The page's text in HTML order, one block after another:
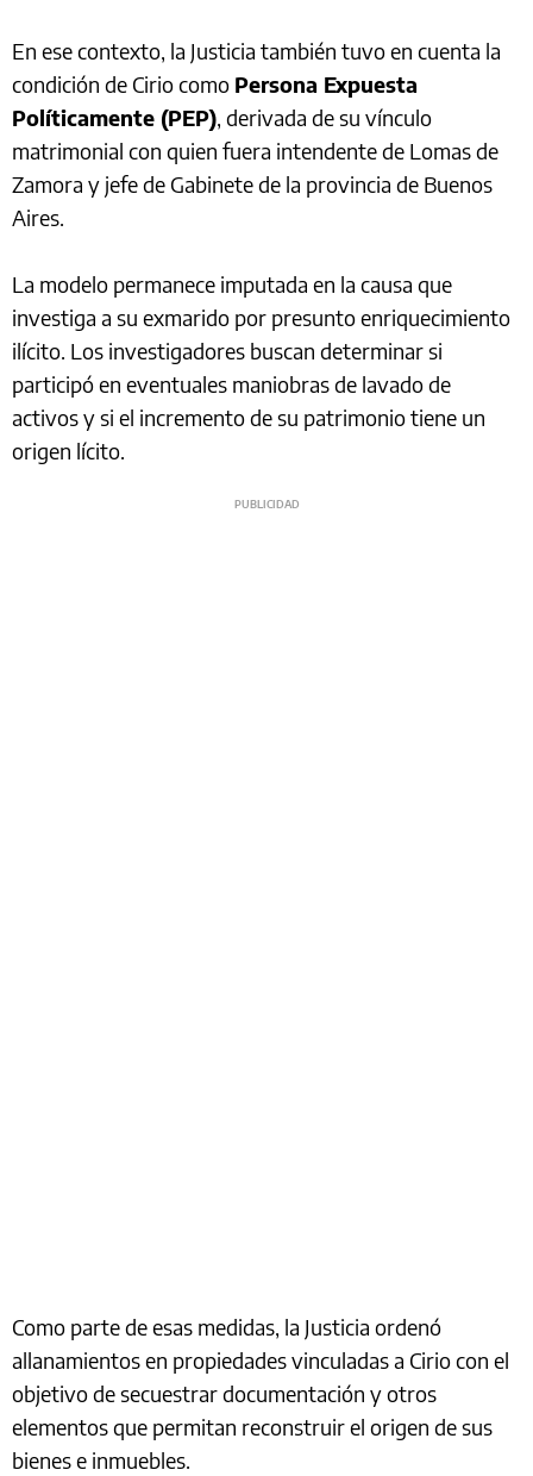
En ese contexto, la Justicia también tuvo en cuenta la
condición de Cirio como Persona Expuesta
Políticamente (PEP), derivada de su vínculo
matrimonial con quien fuera intendente de Lomas de
Zamora y jefe de Gabinete de la provincia de Buenos
Aires.
La modelo permanece imputada en la causa que
investiga a su exmarido por presunto enriquecimiento
ilícito. Los investigadores buscan determinar si
participó en eventuales maniobras de lavado de
activos y si el incremento de su patrimonio tiene un
origen lícito.
Como parte de esas medidas, la Justicia ordenó
allanamientos en propiedades vinculadas a Cirio con el
objetivo de secuestrar documentación y otros
elementos que permitan reconstruir el origen de sus
bienes e inmuebles.